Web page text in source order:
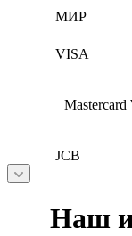
МИР
VISA
JCB
Наш